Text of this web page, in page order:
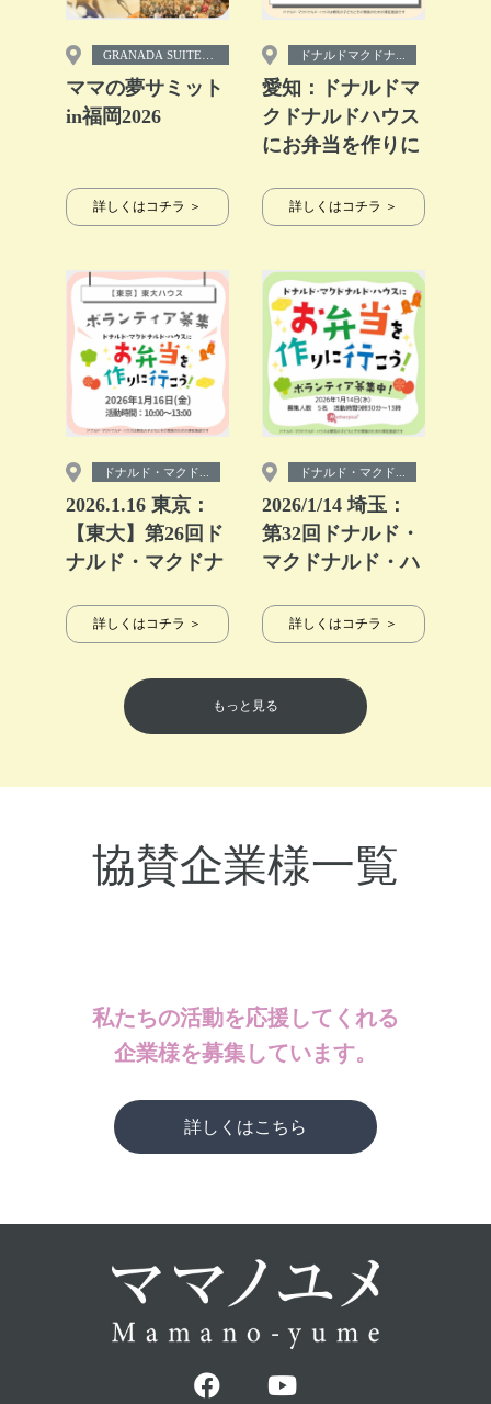
GRANADA SUITE
ママの夢サミット
in福岡2026
詳しくはコチラ ＞
ドナルドマクドナ...
愛知：ドナルドマ
クドナルドハウス
にお弁当を作りに
詳しくはコチラ ＞
ドナルド・マクド...
2026.1.16 東京：
【東大】第26回ド
ナルド・マクドナ
ルプログラム】
詳しくはコチラ ＞
ドナルド・マクド...
2026/1/14 埼玉：
第32回ドナルド・
マクドナルド・ハ
グラム】
詳しくはコチラ ＞
もっと見る
協賛企業様一覧
私たちの活動を応援してくれる
企業様を募集しています。
詳しくはこちら